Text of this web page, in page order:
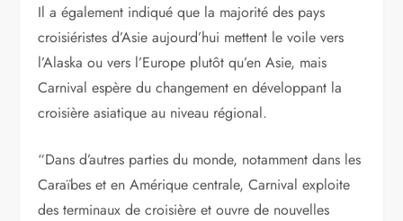
Il a également indiqué que la majorité des pays
croisiéristes d’Asie aujourd’hui mettent le voile vers
l’Alaska ou vers l’Europe plutôt qu’en Asie, mais
Carnival espère du changement en développant la
croisière asiatique au niveau régional.
“Dans d’autres parties du monde, notamment dans les
Caraïbes et en Amérique centrale, Carnival exploite
des terminaux de croisière et ouvre de nouvelles